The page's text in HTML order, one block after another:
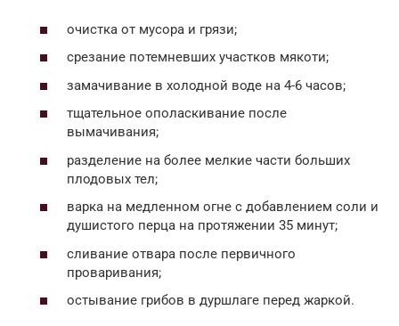
очистка от мусора и грязи;
срезание потемневших участков мякоти;
замачивание в холодной воде на 4-6 часов;
тщательное ополаскивание после
вымачивания;
разделение на более мелкие части больших
плодовых тел;
варка на медленном огне с добавлением соли и
душистого перца на протяжении 35 минут;
сливание отвара после первичного
проваривания;
остывание грибов в дуршлаге перед жаркой.